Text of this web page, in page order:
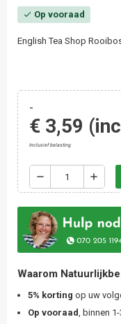
check Op vooraad
English Tea Shop
-
€ 3,59
Inclusief belasting
remove add
Waarom
5% korting op uw
Op vooraad, binnen